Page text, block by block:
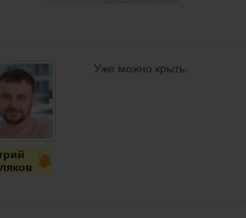
Уже можно крыть.